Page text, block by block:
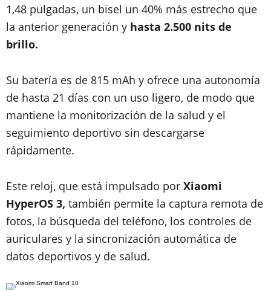
1,48 pulgadas, un bisel un 40% más estrecho que
la anterior generación y hasta 2.500 nits de
brillo.
Su batería es de 815 mAh y ofrece una autonomía
de hasta 21 días con un uso ligero, de modo que
mantiene la monitorización de la salud y el
seguimiento deportivo sin descargarse
rápidamente.
Este reloj, que está impulsado por Xiaomi
HyperOS 3, también permite la captura remota de
fotos, la búsqueda del teléfono, los controles de
auriculares y la sincronización automática de
datos deportivos y de salud.